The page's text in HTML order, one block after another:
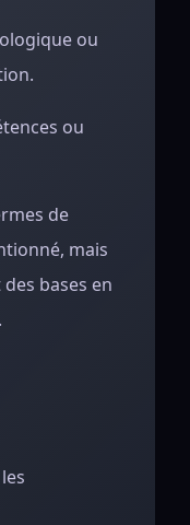
ou
ou
de
mais
bases en